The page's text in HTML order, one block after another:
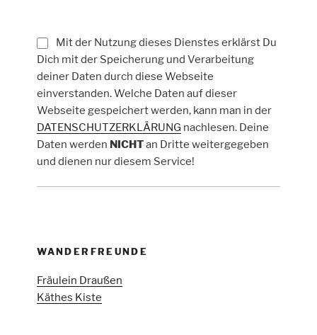
Mit der Nutzung dieses Dienstes erklärst Du
Dich mit der Speicherung und Verarbeitung
deiner Daten durch diese Webseite
einverstanden. Welche Daten auf dieser
Webseite gespeichert werden, kann man in der
DATENSCHUTZERKLÄRUNG nachlesen. Deine
Daten werden NICHTan Dritte weitergegeben
und dienen nur diesem Service!
WANDERFREUNDE
Fräulein Draußen
Käthes Kiste